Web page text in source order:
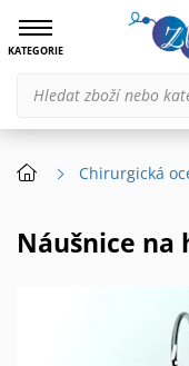
KATEGORIE
Chirurgická
Náušnice